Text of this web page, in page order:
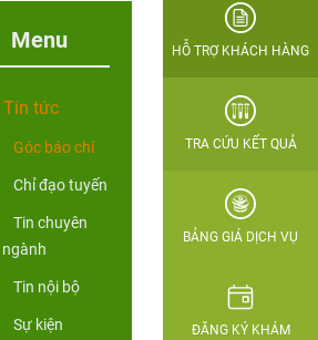
Menu
Tin tức
Góc báo chí
Chỉ đạo tuyến
Tin chuyên
ngành
Tin nội bộ
Sự kiện
HỖ TRỢ KHÁCH HÀNG
TRA CỨU KẾT QUẢ
BẢNG GIÁ DỊCH VỤ
ĐĂNG KÝ KHÁM